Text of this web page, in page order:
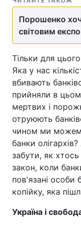
Порошенко
світовим
Тільки для
Яка у нас
вбивають
прийняли в
мертвих і
отруюють
чином ми
банки
забути, як
закон, коли
пов'язані особи
копійку, яка
Україна і